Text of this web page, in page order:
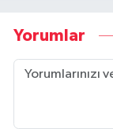
Yorumlar